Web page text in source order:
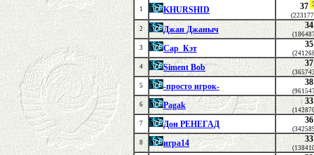
1 KHURSHID 37
2
Джан Джаныч 34
3
Сар_Кэт 35
4
Siment Bob 37
5
-просто игрок- 38
6
Pagak 33
7
Дон РЕНЕГАД 36
8
игра14 33